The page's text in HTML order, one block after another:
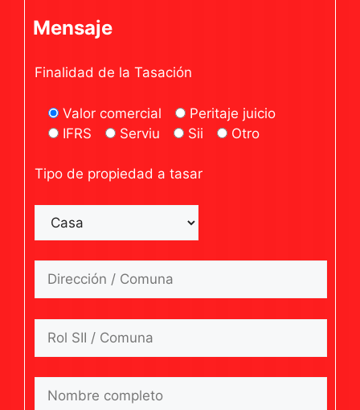
Mensaje
Finalidad de la Tasación
Valor comercial
Peritaje juicio
IFRS
Serviu Sii Otro
Tipo de propiedad a tasar